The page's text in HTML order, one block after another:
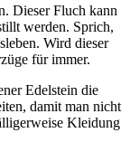
Dieser Fluch kann
werden. Sprich,
Wird dieser
für immer.
Edelstein die
damit man nicht
Kleidung